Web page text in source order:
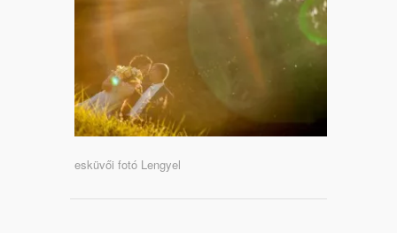
esküvői fotó Lengyel